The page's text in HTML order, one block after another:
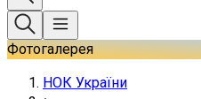
Фотогалерея
НОК України